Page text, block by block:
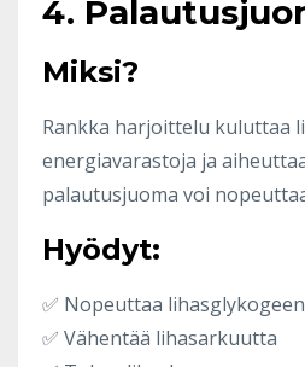
4.
Miksi?
Rankka harjoittelu kuluttaa
energiavarastoja ja
palautusjuoma voi
Hyödyt:
✅ Nopeuttaa
✅ Vähentää lihasarkuutta